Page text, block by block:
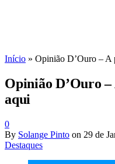
Início » Opinião D’Ouro – A
Opinião D’Ouro
aqui
0
By Solange Pinto on 29 de
Destaques